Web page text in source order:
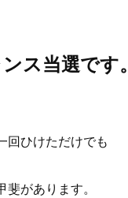
ス当選です。
回ひけただけでも
があります。